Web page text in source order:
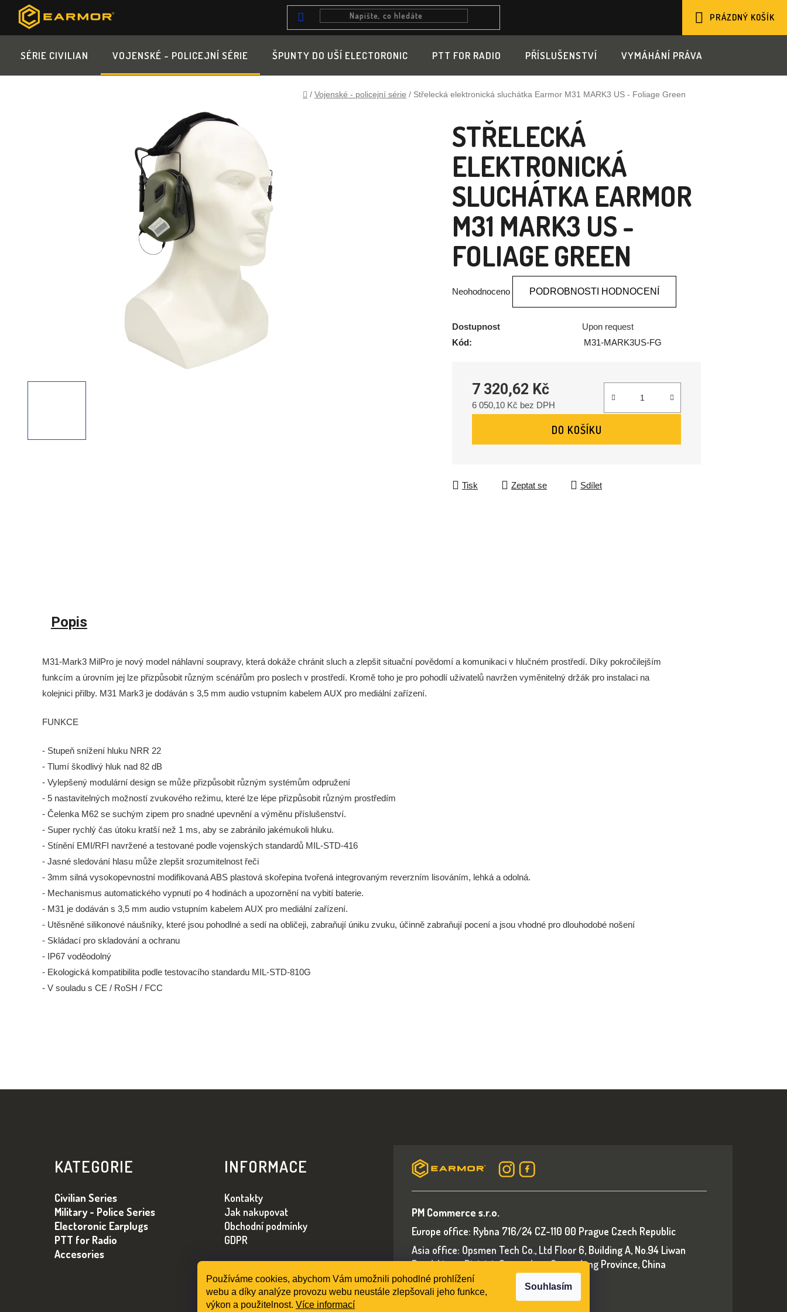
Používáme cookies, abychom Vám umožnili pohodlné prohlížení
webu a díky analýze provozu webu neustále zlepšovali jeho funkce,
výkon a použitelnost. Více informací
Souhlasím
obsah
KOŠÍK
PRÁZDNÝ KOŠÍK
SÉRIE CIVILIAN VOJENSKÉ - POLICEJNÍ SÉRIE ŠPUNTY DO UŠÍ ELECTORONIC PTT FOR RADIO PŘÍSLUŠENSTVÍ VYMÁHÁNÍ PRÁVA
Domů
/ Vojenské - policejní série / Střelecká elektronická sluchátka Earmor M31 MARK3 US - Foliage Green
STŘELECKÁ
ELEKTRONICKÁ
SLUCHÁTKA EARMOR
M31 MARK3 US -
FOLIAGE GREEN
je
0,0
hvězdiček.
Neohodnoceno PODROBNOSTI HODNOCENÍ
Dostupnost
Upon request
Kód:
M31-MARK3US-FG
7 320,62 Kč
6 050,10 Kč bez DPH
DO KOŠÍKU
Tisk Zeptat se Sdílet
Popis
M31-Mark3 MilPro je nový model náhlavní soupravy, která dokáže chránit sluch a zlepšit situační povědomí a komunikaci v hlučném prostředí. Díky pokročilejším
funkcím a úrovním jej lze přizpůsobit různým scénářům pro poslech v prostředí. Kromě toho je pro pohodlí uživatelů navržen vyměnitelný držák pro instalaci na
kolejnici přilby. M31 Mark3 je dodáván s 3,5 mm audio vstupním kabelem AUX pro mediální zařízení.
FUNKCE
- Stupeň snížení hluku NRR 22
- Tlumí škodlivý hluk nad 82 dB
- Vylepšený modulární design se může přizpůsobit různým systémům odpružení
- 5 nastavitelných možností zvukového režimu, které lze lépe přizpůsobit různým prostředím
- Čelenka M62 se suchým zipem pro snadné upevnění a výměnu příslušenství.
- Super rychlý čas útoku kratší než 1 ms, aby se zabránilo jakémukoli hluku.
- Stínění EMI/RFI navržené a testované podle vojenských standardů MIL-STD-416
- Jasné sledování hlasu může zlepšit srozumitelnost řeči
- 3mm silná vysokopevnostní modifikovaná ABS plastová skořepina tvořená integrovaným reverzním lisováním, lehká a odolná.
- Mechanismus automatického vypnutí po 4 hodinách a upozornění na vybití baterie.
- M31 je dodáván s 3,5 mm audio vstupním kabelem AUX pro mediální zařízení.
- Utěsněné silikonové náušníky, které jsou pohodlné a sedí na obličeji, zabraňují úniku zvuku, účinně zabraňují pocení a jsou vhodné pro dlouhodobé nošení
- Skládací pro skladování a ochranu
- IP67 voděodolný
- Ekologická kompatibilita podle testovacího standardu MIL-STD-810G
- V souladu s CE / RoSH / FCC
KATEGORIE
Civilian Series
Military - Police Series
Electoronic Earplugs
PTT for Radio
Accesories
INFORMACE
Kontakty
Jak nakupovat
Obchodní podmínky
GDPR
PM Commerce s.r.o.
Europe office: Rybna 716/24 CZ-110 00 Prague Czech Republic
Asia office: Opsmen Tech Co., Ltd Floor 6, Building A, No.94 Liwan
Road, Liwan District, Guangzhou, Guangdong Province, China
E-mail: sales@earmorshop.com